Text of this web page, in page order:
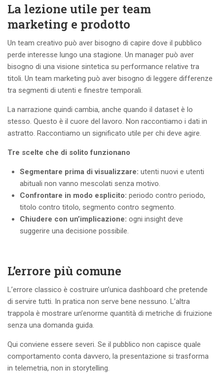
La lezione utile per team
marketing e prodotto
Un team creativo può aver bisogno di capire dove il pubblico
perde interesse lungo una stagione. Un manager può aver
bisogno di una visione sintetica su performance relative tra
titoli. Un team marketing può aver bisogno di leggere differenze
tra segmenti di utenti e finestre temporali.
La narrazione quindi cambia, anche quando il dataset è lo
stesso. Questo è il cuore del lavoro. Non raccontiamo i dati in
astratto. Raccontiamo un significato utile per chi deve agire.
Tre scelte che di solito funzionano
Segmentare prima di visualizzare: utenti nuovi e utenti
abituali non vanno mescolati senza motivo.
Confrontare in modo esplicito: periodo contro periodo,
titolo contro titolo, segmento contro segmento.
Chiudere con un’implicazione: ogni insight deve
suggerire una decisione possibile.
L’errore più comune
L’errore classico è costruire un’unica dashboard che pretende
di servire tutti. In pratica non serve bene nessuno. L’altra
trappola è mostrare un’enorme quantità di metriche di fruizione
senza una domanda guida.
Qui conviene essere severi. Se il pubblico non capisce quale
comportamento conta davvero, la presentazione si trasforma
in telemetria, non in storytelling.